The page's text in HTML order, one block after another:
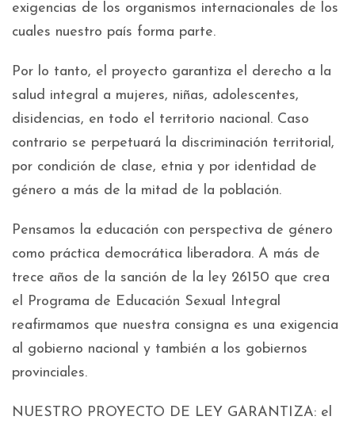
exigencias de los organismos internacionales de los
cuales nuestro país forma parte.
Por lo tanto, el proyecto garantiza el derecho a la
salud integral a mujeres, niñas, adolescentes,
disidencias, en todo el territorio nacional. Caso
contrario se perpetuará la discriminación territorial,
por condición de clase, etnia y por identidad de
género a más de la mitad de la población.
Pensamos la educación con perspectiva de género
como práctica democrática liberadora. A más de
trece años de la sanción de la ley 26150 que crea
el Programa de Educación Sexual Integral
reafirmamos que nuestra consigna es una exigencia
al gobierno nacional y también a los gobiernos
provinciales.
NUESTRO PROYECTO DE LEY GARANTIZA: el